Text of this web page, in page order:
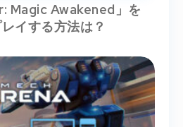
Magic Awakened」を
イする方法は？